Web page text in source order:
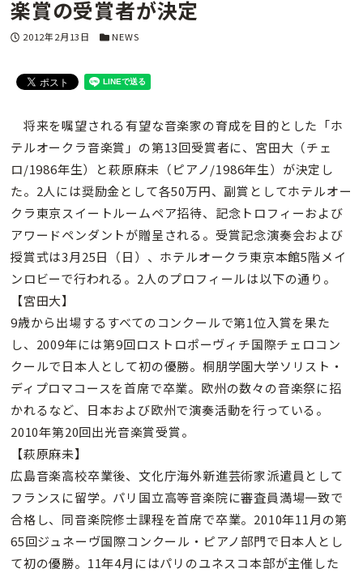
楽賞の受賞者が決定
投稿日
2012年2月13日 カテゴリー
NEWS
将来を嘱望される有望な音楽家の育成を目的とした「ホ
テルオークラ音楽賞」の第13回受賞者に、宮田大（チェ
ロ/1986年生）と萩原麻未（ピアノ/1986年生）が決定し
た。2人には奨励金として各50万円、副賞としてホテルオー
クラ東京スイートルームペア招待、記念トロフィーおよび
アワードペンダントが贈呈される。受賞記念演奏会および
授賞式は3月25日（日）、ホテルオークラ東京本館5階メイ
ンロビーで行われる。2人のプロフィールは以下の通り。
【宮田大】
9歳から出場するすべてのコンクールで第1位入賞を果た
し、2009年には第9回ロストロポーヴィチ国際チェロコン
クールで日本人として初の優勝。桐朋学園大学ソリスト・
ディプロマコースを首席で卒業。欧州の数々の音楽祭に招
かれるなど、日本および欧州で演奏活動を行っている。
2010年第20回出光音楽賞受賞。
【萩原麻未】
広島音楽高校卒業後、文化庁海外新進芸術家派遣員として
フランスに留学。パリ国立高等音楽院に審査員満場一致で
合格し、同音楽院修士課程を首席で卒業。2010年11月の第
65回ジュネーヴ国際コンクール・ピアノ部門で日本人とし
て初の優勝。11年4月にはパリのユネスコ本部が主催した